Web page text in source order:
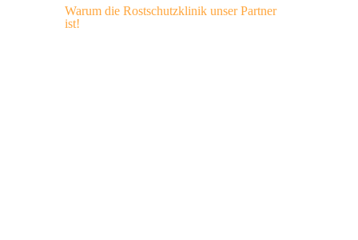
Warum die Rostschutzklinik unser Partner
ist!